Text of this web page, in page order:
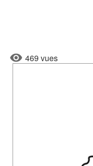
469 vues